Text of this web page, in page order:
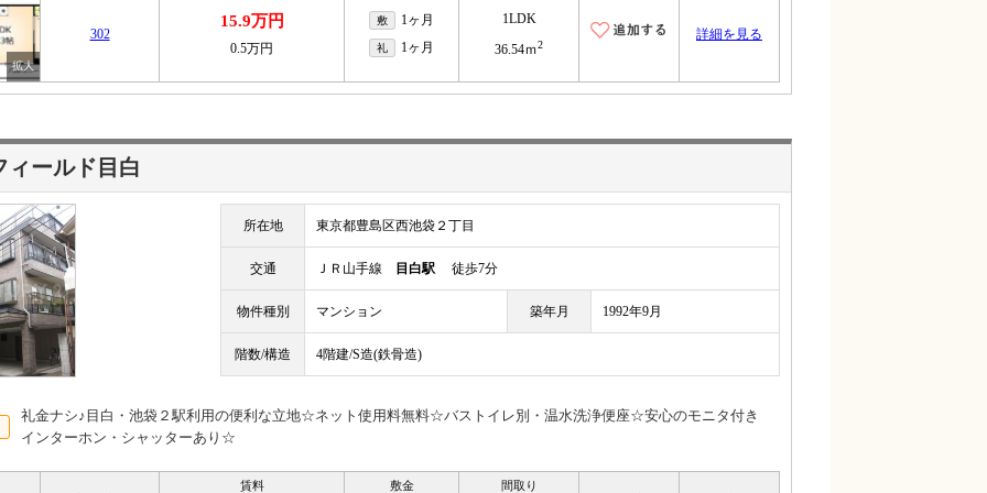
302
15.9万円
0.5万円
敷 1ヶ月
礼 1ヶ月
1LDK
36.54ｍ2
詳細を見る
ィールド目白
所在地 東京都豊島区西池袋２丁目
交通 ＪＲ山手線 目白駅 徒歩7分
物件種別 マンション 築年月 1992年9月
階数/構造 4階建/S造(鉄骨造)
礼金ナシ♪目白・池袋２駅利用の便利な立地☆ネット使用料無料☆バストイレ別・温水洗浄便座☆安心のモニタ付き
インターホン・シャッターあり☆
賃料 敷金
間取り